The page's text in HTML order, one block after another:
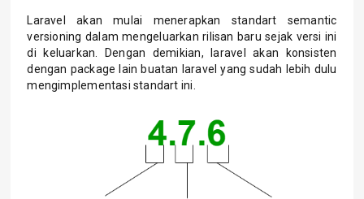
Laravel akan mulai menerapkan standart semantic
versioning dalam mengeluarkan rilisan baru sejak versi ini
di keluarkan. Dengan demikian, laravel akan konsisten
dengan package lain buatan laravel yang sudah lebih dulu
mengimplementasi standart ini.